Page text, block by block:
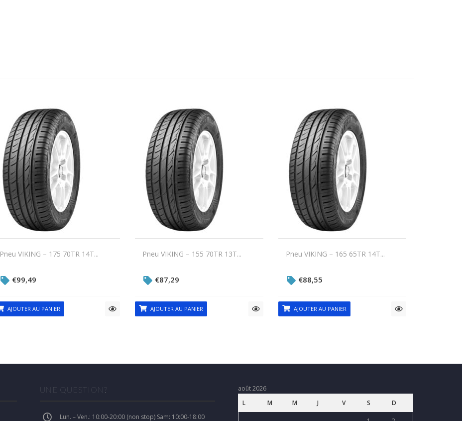
Pneu VIKING – 175 70TR 14T...
€99,49
AJOUTER AU PANIER
Pneu VIKING – 155 70TR 13T...
€87,29
AJOUTER AU PANIER
Pneu VIKING – 165 65TR 14T...
€88,55
AJOUTER AU PANIER
UNE QUESTION?
Lun. – Ven.: 10:00-20:00 (non stop) Sam: 10:00-18:00
août 2026
L
M M J V S D